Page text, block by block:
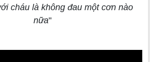
cháu là không đau một cơn nào
nữa"